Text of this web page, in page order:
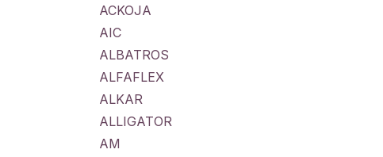
ACKOJA
AIC
ALBATROS
ALFAFLEX
ALKAR
ALLIGATOR
AM